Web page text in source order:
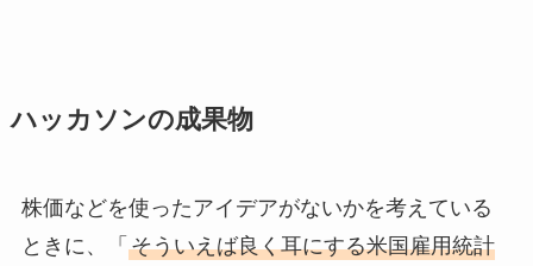
ハッカソンの成果物
株価などを使ったアイデアがないかを考えている
ときに、「 そういえば良く耳にする米国雇用統計